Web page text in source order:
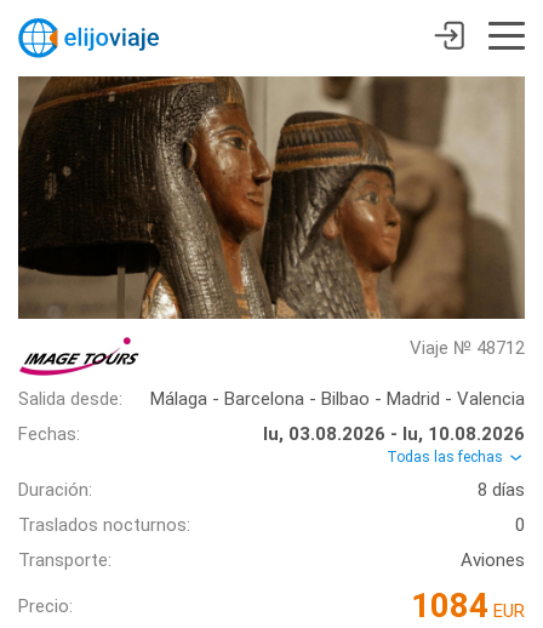
Viaje № 48712
Salida desde:
Málaga - Barcelona - Bilbao - Madrid - Valencia
Fechas:
lu, 03.08.2026 - lu, 10.08.2026
Todas las fechas
Duración:
8 días
Traslados nocturnos:
0
Transporte:
Aviones
Precio: 1084 EUR